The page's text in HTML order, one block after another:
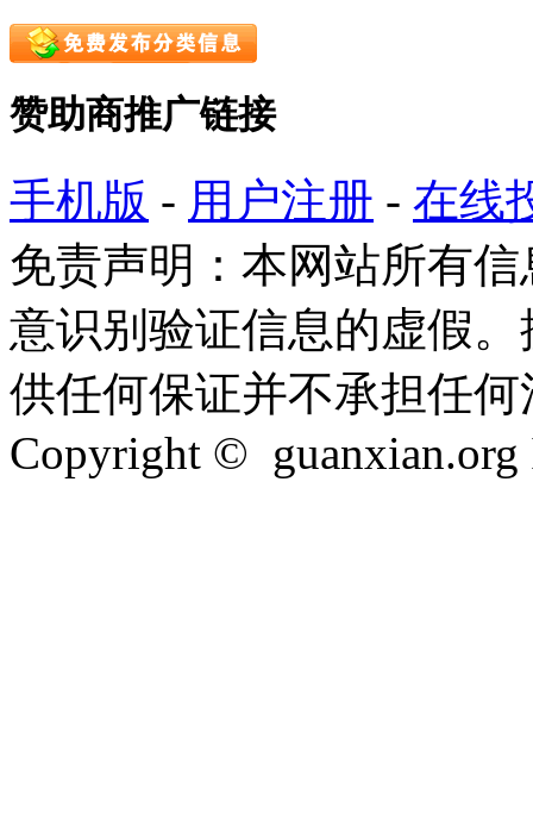
赞助商推广链接
手机版 - 用户注册 - 在线
免责声明：本网站所有
意识别验证信息的虚假
供任何保证并不承担任
Copyright © guanxian.org